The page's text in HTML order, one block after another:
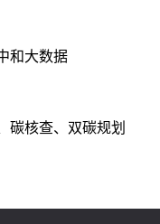
和大数据
碳核查、双碳规划